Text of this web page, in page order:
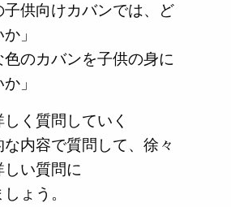
子供向けカバンでは、ど
」
色のカバンを子供の身に
」
しく質問していく
内容で質問して、徐々
い質問に
ょう。